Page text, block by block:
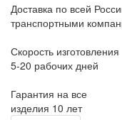
Доставка по всей
транспортными
Скорость изготовления
5-20 рабочих дней
Гарантия на все
изделия 10 лет